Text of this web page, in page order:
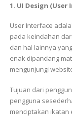
1. UI Design (User
User Interface
pada keindahan
dan hal lainnya
enak dipandang
mengunjungi
Tujuan dari
pengguna
menciptakan ikatan